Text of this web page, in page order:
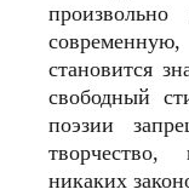
становится
свободный
поэзии
никаких